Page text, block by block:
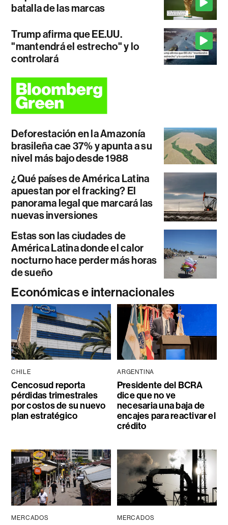
batalla de las marcas
Trump afirma que EE.UU.
"mantendrá el estrecho" y lo
controlará
Deforestación en la Amazonía
brasileña cae 37% y apunta a su
nivel más bajo desde 1988
¿Qué países de América Latina
apuestan por el fracking? El
panorama legal que marcará las
nuevas inversiones
Estas son las ciudades de
América Latina donde el calor
nocturno hace perder más horas
de sueño
Económicas e internacionales
CHILE
Cencosud reporta
pérdidas trimestrales
por costos de su nuevo
plan estratégico
ARGENTINA
Presidente del BCRA
dice que no ve
necesaria una baja de
encajes para reactivar el
crédito
MERCADOS MERCADOS